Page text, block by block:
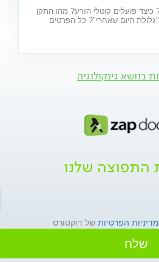
כיצד פועלים קוטלי הזרע? מהו התקן
היום שאחרי"? כל הפרטים
בנושא גינקולוגיה
התפוצה שלנו
מדיניות הפרטיות של דוקטורס
שלח